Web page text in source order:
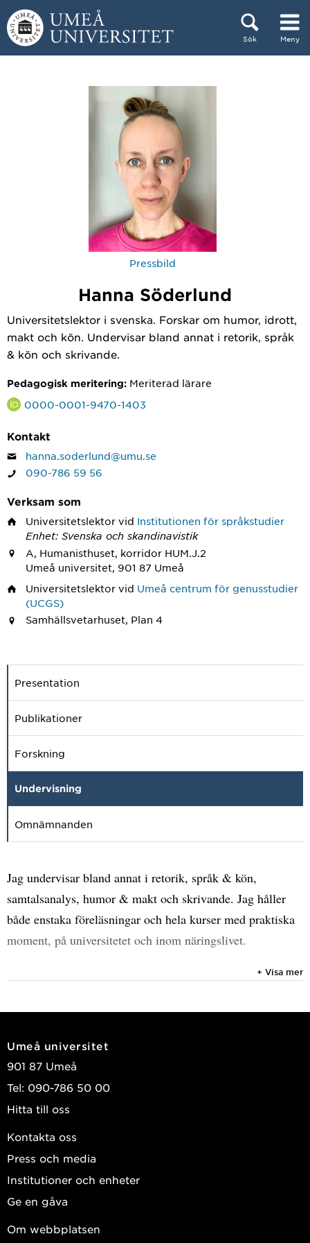
Hoppa direkt till innehållet
Sök Meny
Pressbild
Hanna Söderlund
Universitetslektor i svenska. Forskar om humor, idrott,
makt och kön. Undervisar bland annat i retorik, språk
& kön och skrivande.
Pedagogisk meritering: Meriterad lärare
0000-0001-9470-1403
Kontakt
hanna.soderlund@umu.se
090-786 59 56
Verksam som
Universitetslektor vid Institutionen för språkstudier
Enhet: Svenska och skandinavistik
A, Humanisthuset, korridor HUM.J.2
Umeå universitet, 901 87 Umeå
Universitetslektor vid Umeå centrum för genusstudier
(UCGS)
Samhällsvetarhuset, Plan 4
Presentation
Publikationer
Forskning
Undervisning
Omnämnanden
Jag undervisar bland annat i retorik, språk & kön,
samtalsanalys, humor & makt och skrivande. Jag håller
både enstaka föreläsningar och hela kurser med praktiska
moment, på universitetet och inom näringslivet.
+ Visa mer
Umeå universitet
901 87 Umeå
Tel: 090-786 50 00
Hitta till oss
Kontakta oss
Press och media
Institutioner och enheter
Ge en gåva
Om webbplatsen